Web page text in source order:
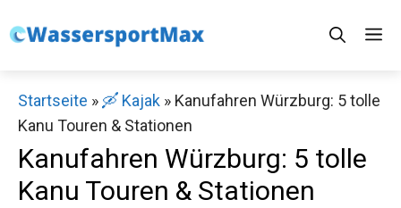
Inhalt
Startseite » 🛶 Kajak » Kanufahren Würzburg: 5 tolle
Kanu Touren & Stationen
Kanufahren Würzburg: 5 tolle
Kanu Touren & Stationen